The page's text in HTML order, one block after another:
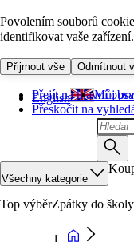
Povolením souborů
identifikovat vaše zařízení.
Přijmout vše Odmítnout
Přejít na hlavní
Přeskočit na
English Můj
Všechny kategorie
Top výběrZpátky do školy